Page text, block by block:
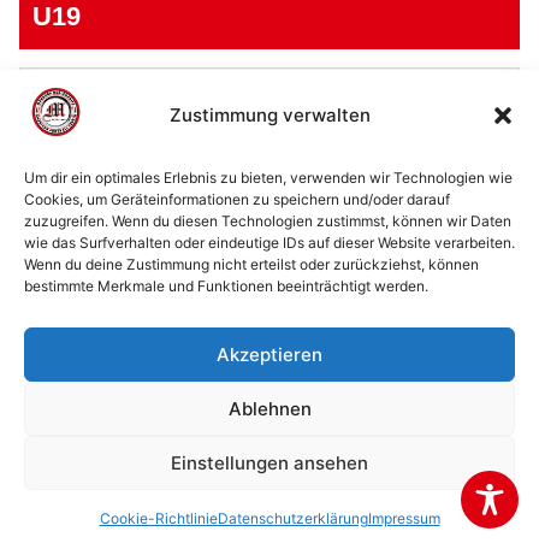
Zustimmung verwalten
Um dir ein optimales Erlebnis zu bieten, verwenden wir Technologien wie
Cookies, um Geräteinformationen zu speichern und/oder darauf
zuzugreifen. Wenn du diesen Technologien zustimmst, können wir Daten
wie das Surfverhalten oder eindeutige IDs auf dieser Website verarbeiten.
Wenn du deine Zustimmung nicht erteilst oder zurückziehst, können
bestimmte Merkmale und Funktionen beeinträchtigt werden.
Akzeptieren
Ablehnen
Einstellungen ansehen
Cookie-RichtlinieDatenschutzerklärungImpressum
U19
U19
© 2002 - 2026 American Football Verein Marburg
Mercenaries e.V. |die Stadt Marburg|Impressum
Datenschutzerklärung|Cookie-Richtlinie (EU)